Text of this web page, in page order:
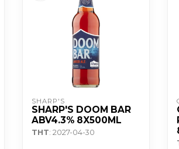
SHARP'S
SHARP'S DOOM BAR
ABV4.3% 8X500ML
THT: 2027-04-30